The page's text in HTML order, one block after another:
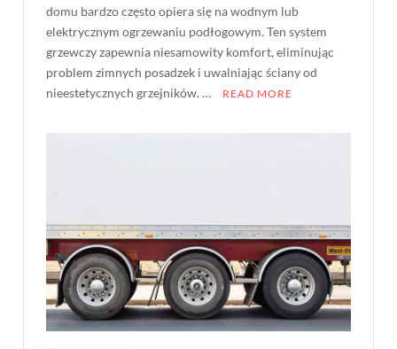
domu bardzo często opiera się na wodnym lub
elektrycznym ogrzewaniu podłogowym. Ten system
grzewczy zapewnia niesamowity komfort, eliminując
problem zimnych posadzek i uwalniając ściany od
nieestetycznych grzejników. …
READ MORE